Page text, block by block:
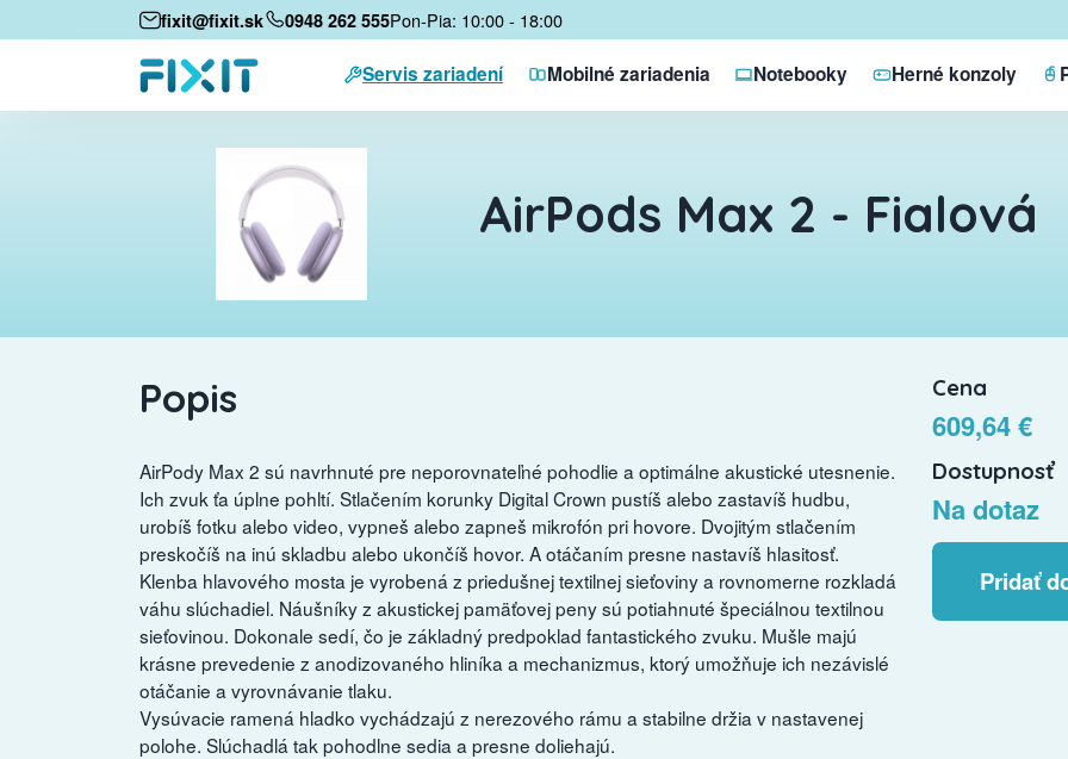
fixit@fixit.sk 0948 262 555Pon-Pia: 10:00 - 18:00
Servis zariadení Mobilné zariadenia Notebooky Herné konzoly
AirPods Max 2 - Fialová
Popis
AirPody Max 2 sú navrhnuté pre neporovnateľné pohodlie a optimálne akustické utesnenie.
Ich zvuk ťa úplne pohltí. Stlačením korunky Digital Crown pustíš alebo zastavíš hudbu,
urobíš fotku alebo video, vypneš alebo zapneš mikrofón pri hovore. Dvojitým stlačením
preskočíš na inú skladbu alebo ukončíš hovor. A otáčaním presne nastavíš hlasitosť.
Klenba hlavového mosta je vyrobená z priedušnej textilnej sieťoviny a rovnomerne rozkladá
váhu slúchadiel. Náušníky z akustickej pamäťovej peny sú potiahnuté špeciálnou textilnou
sieťovinou. Dokonale sedí, čo je základný predpoklad fantastického zvuku. Mušle majú
krásne prevedenie z anodizovaného hliníka a mechanizmus, ktorý umožňuje ich nezávislé
otáčanie a vyrovnávanie tlaku.
Vysúvacie ramená hladko vychádzajú z nerezového rámu a stabilne držia v nastavenej
polohe. Slúchadlá tak pohodlne sedia a presne doliehajú.
Cena
609,64 €
Dostupnosť
Na dotaz
Pridať